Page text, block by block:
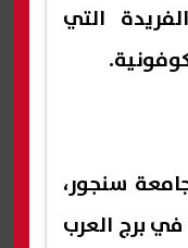
التي
سنجور،
في برج العرب